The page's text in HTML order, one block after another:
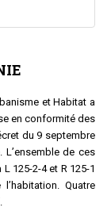
et Habitat a
en conformité des
du 9 septembre
L’ensemble de ces
125-2-4 et R 125-1
Quatre